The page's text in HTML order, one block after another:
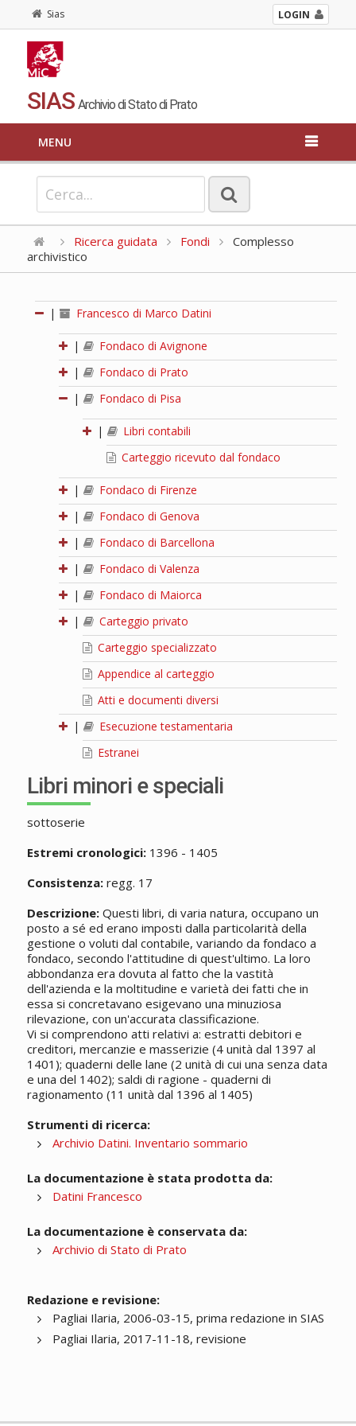
Sias LOGIN
SIAS Archivio di Stato di Prato
MENU
Ricerca guidata Fondi
Complesso
archivistico
| Francesco di Marco Datini
|
Fondaco di Avignone
|
Fondaco di Prato
|
Fondaco di Pisa
|
Libri contabili
Carteggio ricevuto dal fondaco
|
Fondaco di Firenze
|
Fondaco di Genova
|
Fondaco di Barcellona
|
Fondaco di Valenza
|
Fondaco di Maiorca
|
Carteggio privato
Carteggio specializzato
Appendice al carteggio
Atti e documenti diversi
|
Esecuzione testamentaria
Estranei
Libri minori e speciali
sottoserie
Estremi cronologici:1396 - 1405
Consistenza:regg. 17
Descrizione:Questi libri, di varia natura, occupano un
posto a sé ed erano imposti dalla particolarità della
gestione o voluti dal contabile, variando da fondaco a
fondaco, secondo l'attitudine di quest'ultimo. La loro
abbondanza era dovuta al fatto che la vastità
dell'azienda e la moltitudine e varietà dei fatti che in
essa si concretavano esigevano una minuziosa
rilevazione, con un'accurata classificazione.
Vi si comprendono atti relativi a: estratti debitori e
creditori, mercanzie e masserizie (4 unità dal 1397 al
1401); quaderni delle lane (2 unità di cui una senza data
e una del 1402); saldi di ragione - quaderni di
ragionamento (11 unità dal 1396 al 1405)
Strumenti di ricerca:
Archivio Datini. Inventario sommario
La documentazione è stata prodotta da:
Datini Francesco
La documentazione è conservata da:
Archivio di Stato di Prato
Redazione e revisione:
Pagliai Ilaria, 2006-03-15, prima redazione in SIAS
Pagliai Ilaria, 2017-11-18, revisione